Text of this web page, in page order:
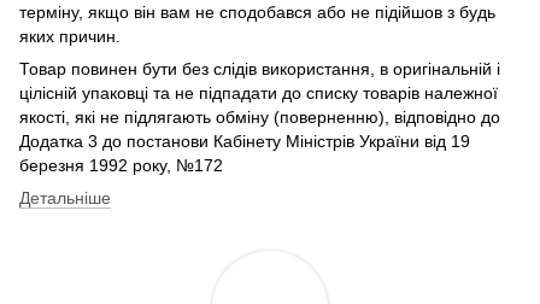
терміну, якщо він вам не сподобався або не підійшов з будь
яких причин.
Товар повинен бути без слідів використання, в оригінальній і
цілісній упаковці та не підпадати до списку товарів належної
якості, які не підлягають обміну (поверненню), відповідно до
Додатка 3 до постанови Кабінету Міністрів України від 19
березня 1992 року, №172
Детальніше